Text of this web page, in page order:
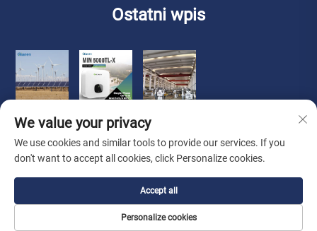
Ostatni wpis
Prawa autorskie © 2025 Qianneng International Trade (Wuxi) Sp. z o.o.
Skontaktuj się z nami
We value your privacy
We use cookies and similar tools to provide our services. If you
don't want to accept all cookies, click Personalize cookies.
Personalize cookies
Accept all